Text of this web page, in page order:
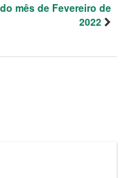
mês de Fevereiro de
2022